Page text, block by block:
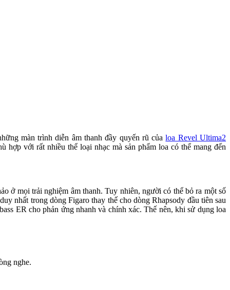
màn trình diễn âm thanh đầy quyến rũ củaloa Revel Ultima2
với rất nhiều thể loại nhạc mà sản phẩm loa có thể mang đến
ở mọi trải nghiệm âm thanh. Tuy nhiên, người có thể bỏ ra một số
nhất trong dòng Figaro thay thế cho dòng Rhapsody đầu tiên sau
ER cho phản ứng nhanh và chính xác. Thế nên, khi sử dụng loa
nghe.